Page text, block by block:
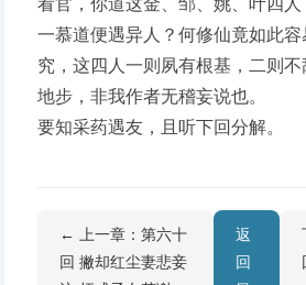
看官，你道这金、邹、姚、叶四人
一慕道便遇异人？何修仙竟如此
究，这四人一则夙有根基，二则
地步，非我作者无稽妄说也。
要知采药遇友，且听下回分解。
← 上一章：第六十
回 撇却红尘妻悲妾
返
回